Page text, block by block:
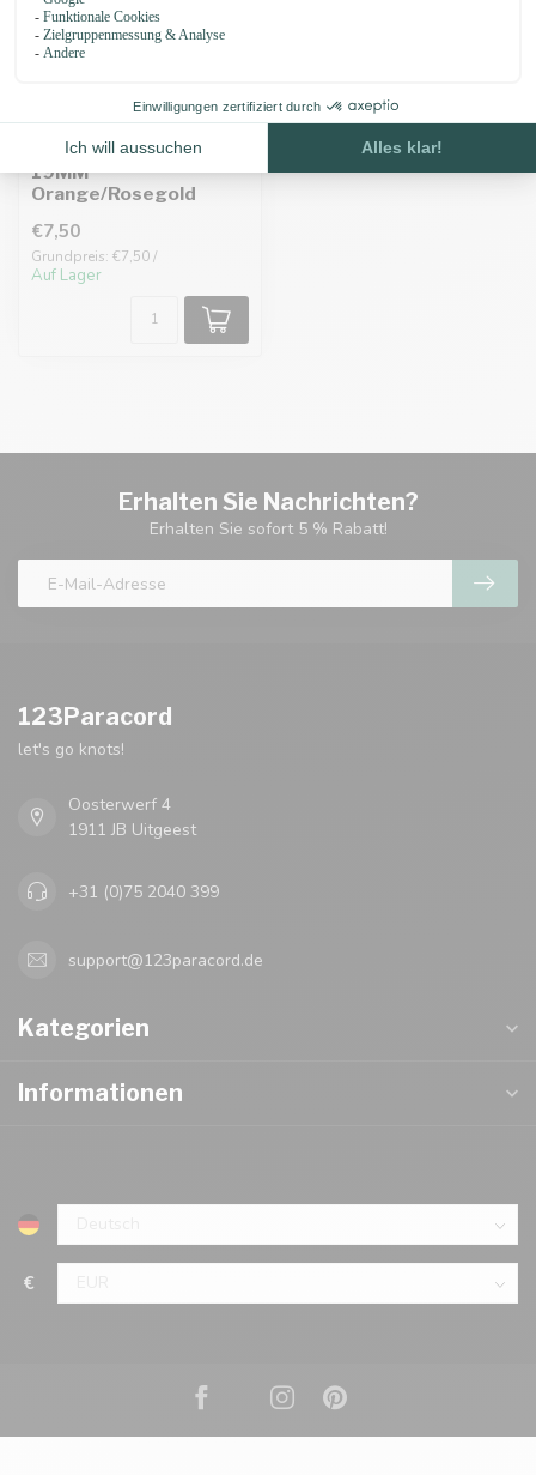
Biothane adapter
19MM
Orange/Rosegold
€7,50
Grundpreis: €7,50 /
Auf Lager
Erhalten Sie Nachrichten?
Erhalten Sie sofort 5 % Rabatt!
123Paracord
let's go knots!
Oosterwerf 4
1911 JB Uitgeest
+31 (0)75 2040 399
support@123paracord.de
Kategorien
Informationen
€